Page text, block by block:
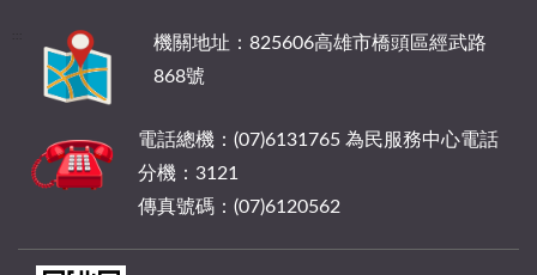
機關地址：825606高雄市橋頭區經武路
868號
電話總機：(07)6131765 為民服務中心電話
分機：3121
傳真號碼：(07)6120562